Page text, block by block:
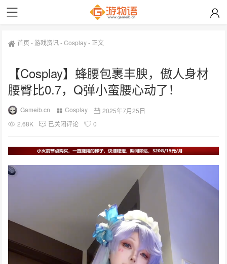
首页 -游戏资讯-Cosplay- 正文
【Cosplay】蜂腰包裹丰腴，傲人身材
腰臀比0.7，Q弹小蛮腰心动了！
Gameib.cn Cosplay
2025年7月25日
2.68K
已关闭评论 0